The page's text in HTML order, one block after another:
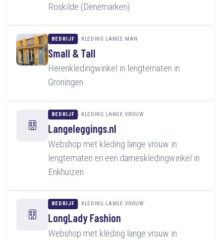
Roskilde (Denemarken)
BEDRIJF KLEDING LANGE MAN
Small & Tall
Herenkledingwinkel in lengtematen in
Groningen
BEDRIJF KLEDING LANGE VROUW
Langeleggings.nl
Webshop met kleding lange vrouw in
lengtematen en een dameskledingwinkel in
Enkhuizen
BEDRIJF KLEDING LANGE VROUW
LongLady Fashion
Webshop met kleding lange vrouw in